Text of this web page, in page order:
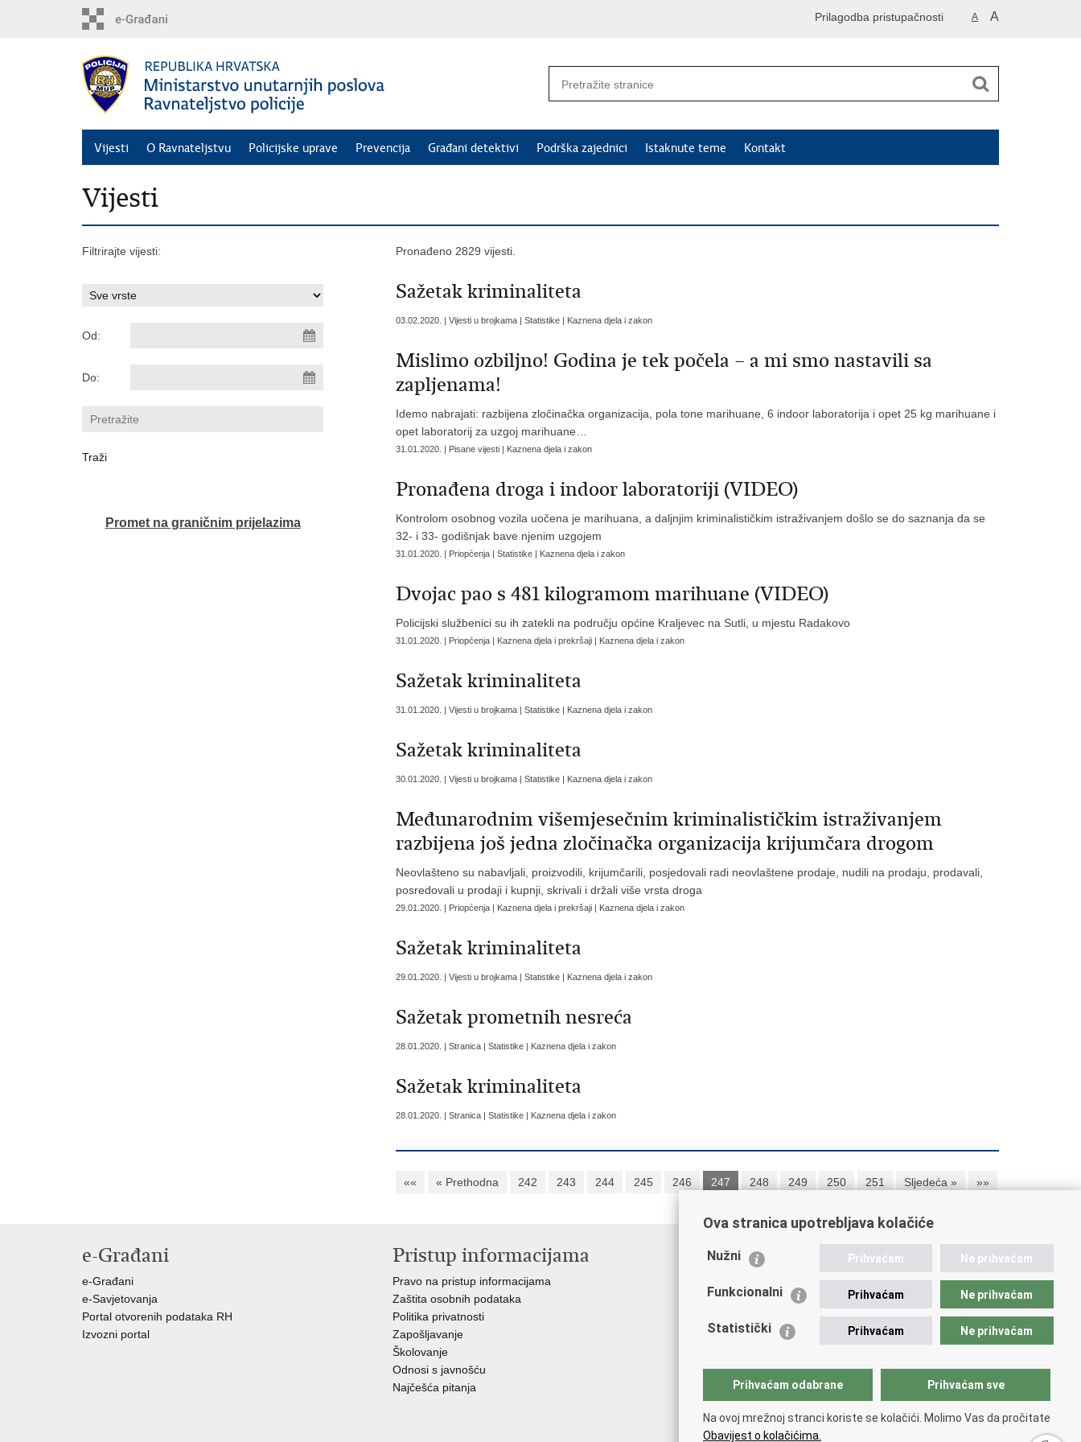
A A
Prilagodba pristupačnosti
Vijesti O Ravnateljstvu Policijske uprave Prevencija Građani detektivi Podrška zajednici Istaknute teme Kontakt
Vijesti
Filtrirajte vijesti:
Od:
Do:
Promet na graničnim prijelazima
Pronađeno 2829 vijesti.
Sažetak kriminaliteta
03.02.2020. | Vijesti u brojkama | Statistike | Kaznena djela i zakon
Mislimo ozbiljno! Godina je tek počela – a mi smo nastavili sa
zapljenama!
Idemo nabrajati: razbijena zločinačka organizacija, pola tone marihuane, 6 indoor laboratorija i opet 25 kg marihuane i
opet laboratorij za uzgoj marihuane…
31.01.2020. | Pisane vijesti | Kaznena djela i zakon
Pronađena droga i indoor laboratoriji (VIDEO)
Kontrolom osobnog vozila uočena je marihuana, a daljnjim kriminalističkim istraživanjem došlo se do saznanja da se
32- i 33- godišnjak bave njenim uzgojem
31.01.2020. | Priopćenja | Statistike | Kaznena djela i zakon
Dvojac pao s 481 kilogramom marihuane (VIDEO)
Policijski službenici su ih zatekli na području općine Kraljevec na Sutli, u mjestu Radakovo
31.01.2020. | Priopćenja | Kaznena djela i prekršaji | Kaznena djela i zakon
Sažetak kriminaliteta
31.01.2020. | Vijesti u brojkama | Statistike | Kaznena djela i zakon
Sažetak kriminaliteta
30.01.2020. | Vijesti u brojkama | Statistike | Kaznena djela i zakon
Međunarodnim višemjesečnim kriminalističkim istraživanjem
razbijena još jedna zločinačka organizacija krijumčara drogom
Neovlašteno su nabavljali, proizvodili, krijumčarili, posjedovali radi neovlaštene prodaje, nudili na prodaju, prodavali,
posredovali u prodaji i kupnji, skrivali i držali više vrsta droga
29.01.2020. | Priopćenja | Kaznena djela i prekršaji | Kaznena djela i zakon
Sažetak kriminaliteta
29.01.2020. | Vijesti u brojkama | Statistike | Kaznena djela i zakon
Sažetak prometnih nesreća
28.01.2020. | Stranica | Statistike | Kaznena djela i zakon
Sažetak kriminaliteta
28.01.2020. | Stranica | Statistike | Kaznena djela i zakon
«« « Prethodna 242 243 244 245 246 247 248 249 250 251 Sljedeća » »»
e-Građani
e-Građani
e-Savjetovanja
Portal otvorenih podataka RH
Izvozni portal
Pristup informacijama
Pravo na pristup informacijama
Zaštita osobnih podataka
Politika privatnosti
Zapošljavanje
Školovanje
Odnosi s javnošću
Najčešća pitanja
Važne poveznice
EMN Nacionalna kontaktna točka za Republiku Hrvatsku
Policijska akademija
Zaklada policijske solidarnosti
Dom zdravlja MUP-a
Sindikati
Udruge
Ova stranica upotrebljava kolačiće
Nužni Prihvaćam Ne prihvaćam
Funkcionalni Prihvaćam Ne prihvaćam
Statistički Prihvaćam Ne prihvaćam
Prihvaćam odabrane Prihvaćam sve
Na ovoj mrežnoj stranci koriste se kolačići. Molimo Vas da pročitate
Obavijest o kolačićima.